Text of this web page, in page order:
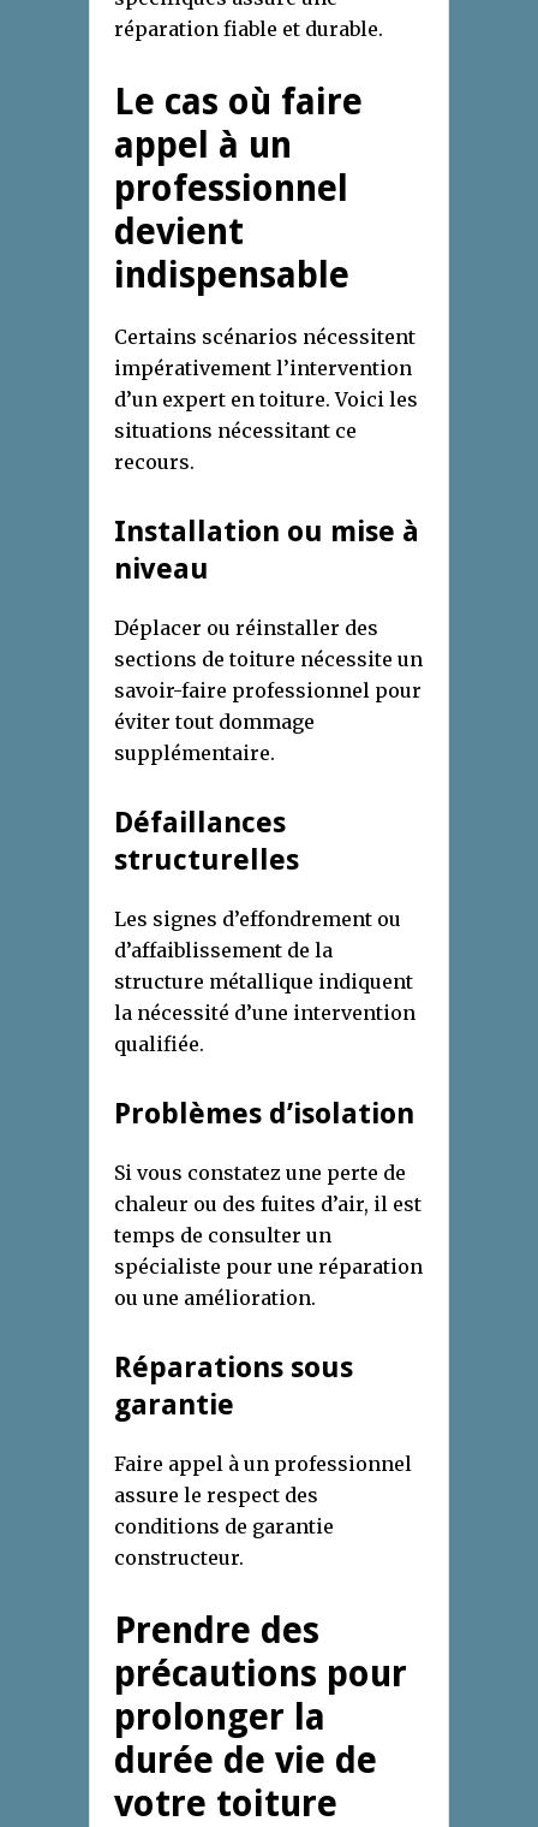
réparation fiable et durable.
Le cas où faire
appel à un
professionnel
devient
indispensable
Certains scénarios nécessitent
impérativement l’intervention
d’un expert en toiture. Voici les
situations nécessitant ce
recours.
Installation ou mise à
niveau
Déplacer ou réinstaller des
sections de toiture nécessite un
savoir-faire professionnel pour
éviter tout dommage
supplémentaire.
Défaillances
structurelles
Les signes d’effondrement ou
d’affaiblissement de la
structure métallique indiquent
la nécessité d’une intervention
qualifiée.
Problèmes d’isolation
Si vous constatez une perte de
chaleur ou des fuites d’air, il est
temps de consulter un
spécialiste pour une réparation
ou une amélioration.
Réparations sous
garantie
Faire appel à un professionnel
assure le respect des
conditions de garantie
constructeur.
Prendre des
précautions pour
prolonger la
durée de vie de
votre toiture